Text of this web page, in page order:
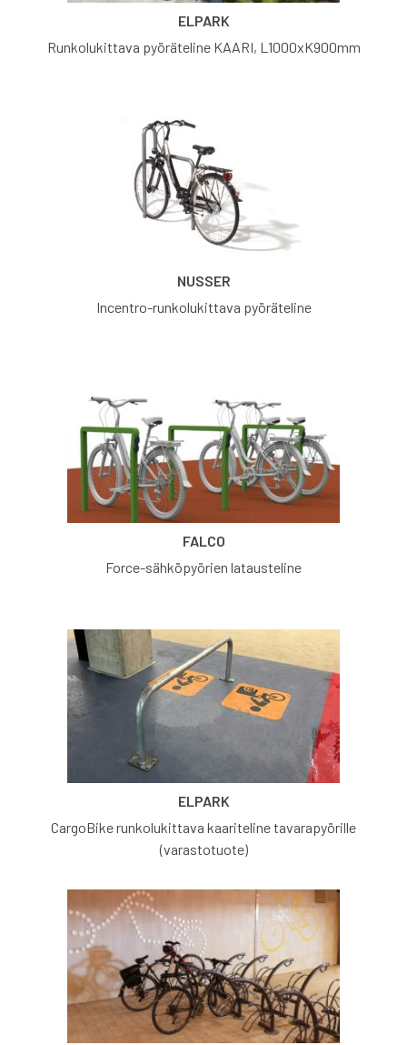
ELPARK
Runkolukittava pyöräteline KAARI, L1000xK900mm
NUSSER
Incentro-runkolukittava pyöräteline
FALCO
Force-sähköpyörien latausteline
ELPARK
CargoBike runkolukittava kaariteline tavarapyörille
(varastotuote)